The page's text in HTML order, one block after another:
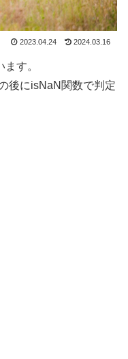
2023.04.24 2024.03.16
す。
後にisNaN関数で判定